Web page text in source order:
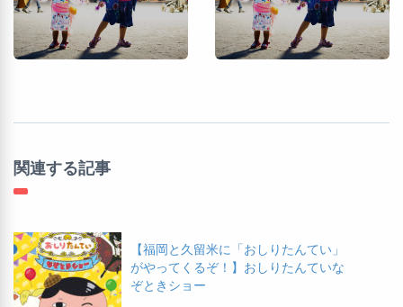
関連する記事
【福岡と久留米に「おしりたんてい」
がやってくるぞ！】おしりたんていな
ぞときショー